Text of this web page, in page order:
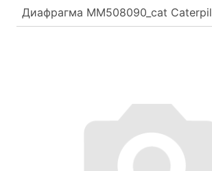
Диафрагма MM508090_cat